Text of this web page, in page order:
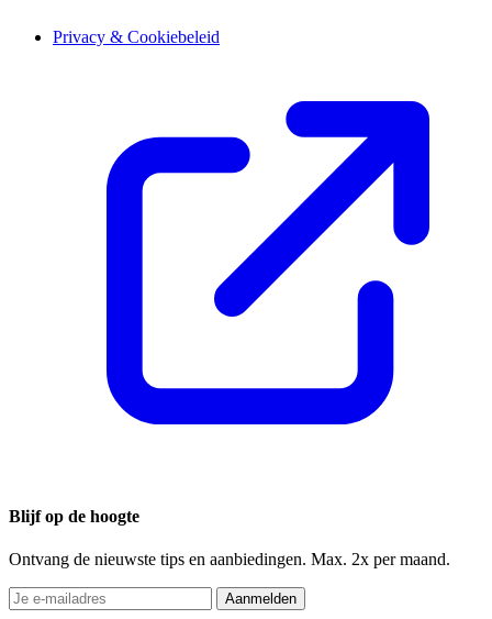
Privacy & Cookiebeleid
Blijf op de hoogte
Ontvang de nieuwste tips en aanbiedingen. Max. 2x per maand.
Aanmelden